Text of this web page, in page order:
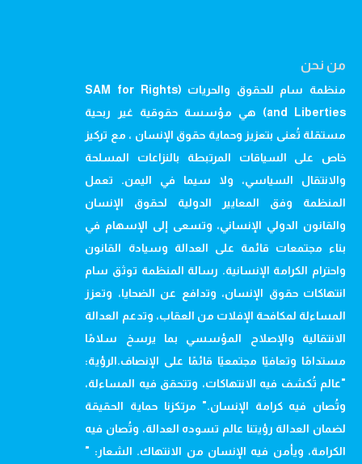
من نحن
منظمة سام للحقوق والحريات (SAM for Rights
and Liberties) هي مؤسسة حقوقية غير ربحية
مستقلة تُعنى بتعزيز وحماية حقوق الإنسان ، مع تركيز
خاص على السياقات المرتبطة بالنزاعات المسلحة
والانتقال السياسي، ولا سيما في اليمن. تعمل
المنظمة وفق المعايير الدولية لحقوق الإنسان
والقانون الدولي الإنساني، وتسعى إلى الإسهام في
بناء مجتمعات قائمة على العدالة وسيادة القانون
واحترام الكرامة الإنسانية. رسالة المنظمة توثق سام
انتهاكات حقوق الإنسان، وتدافع عن الضحايا، وتعزز
المساءلة لمكافحة الإفلات من العقاب، وتدعم العدالة
الانتقالية والإصلاح المؤسسي بما يرسخ سلامًا
مستدامًا وتعافيًا مجتمعيًا قائمًا على الإنصاف.الرؤية:
"عالم تُكشف فيه الانتهاكات، وتتحقق فيه المساءلة،
وتُصان فيه كرامة الإنسان." مرتكزنا حماية الحقيقة
لضمان العدالة رؤيتنا عالم تسوده العدالة، وتُصان فيه
الكرامة، ويأمن فيه الإنسان من الانتهاك. الشعار: "